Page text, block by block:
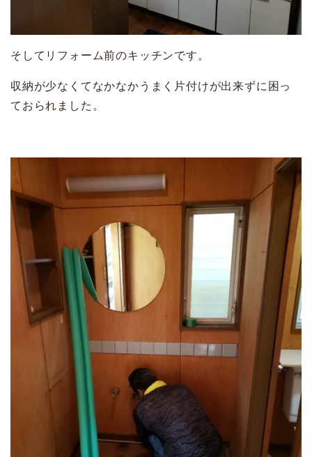
そしてリフォーム前のキッチンです。
収納が少なくてなかなかうまく片付けが出来ずに困っ
ておられました。